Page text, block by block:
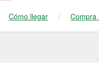
Cómo llegar | Compra